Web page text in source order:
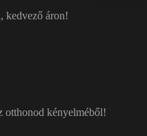
kedvező áron!
otthonod kényelméből!